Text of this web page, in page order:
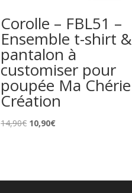
Corolle – FBL51 –
Ensemble t-shirt &
pantalon à
customiser pour
poupée Ma Chérie
Création
14,90€ Le
10,90€Le